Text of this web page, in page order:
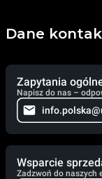
Dane
Zapytania
Napisz do nas –
Wsparcie
Zadzwoń do naszych